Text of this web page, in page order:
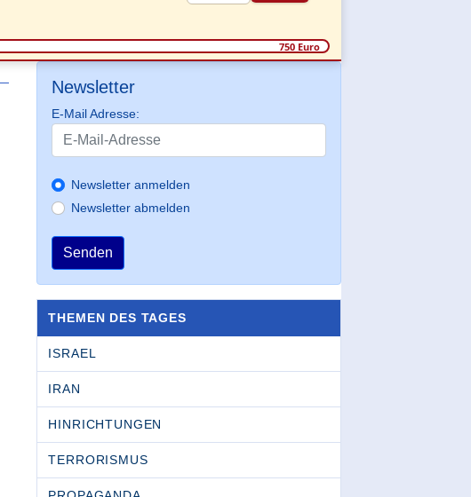
750 Euro
Newsletter
E-Mail Adresse:
Newsletter anmelden
Newsletter abmelden
Senden
THEMEN DES TAGES
ISRAEL
IRAN
HINRICHTUNGEN
TERRORISMUS